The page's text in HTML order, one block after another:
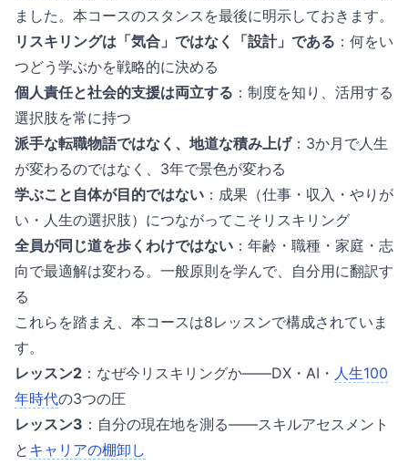
ました。本コースのスタンスを最後に明示しておきます。
リスキリングは「気合」ではなく「設計」である ：何をい
つどう学ぶかを戦略的に決める
個人責任と社会的支援は両立する ：制度を知り、活用する
選択肢を常に持つ
派手な転職物語ではなく、地道な積み上げ：3か月で人生
が変わるのではなく、3年で景色が変わる
学ぶこと自体が目的ではない ：成果（仕事・収入・やりが
い・人生の選択肢）につながってこそリスキリング
全員が同じ道を歩くわけではない ：年齢・職種・家庭・志
向で最適解は変わる。一般原則を学んで、自分用に翻訳す
る
これらを踏まえ、本コースは8レッスンで構成されていま
す。
レッスン2 ：なぜ今リスキリングか——DX・AI・ 人生100
年時代の3つの圧
レッスン3 ：自分の現在地を測る——スキルアセスメント
と キャリアの棚卸し